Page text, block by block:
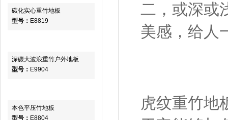
碳化实心重竹地板
型号： E8819
深碳大波浪重竹户外地板
型号： E9904
本色平压竹地板
型号： E8804
二，或深或
美感，给人
虎纹重竹地